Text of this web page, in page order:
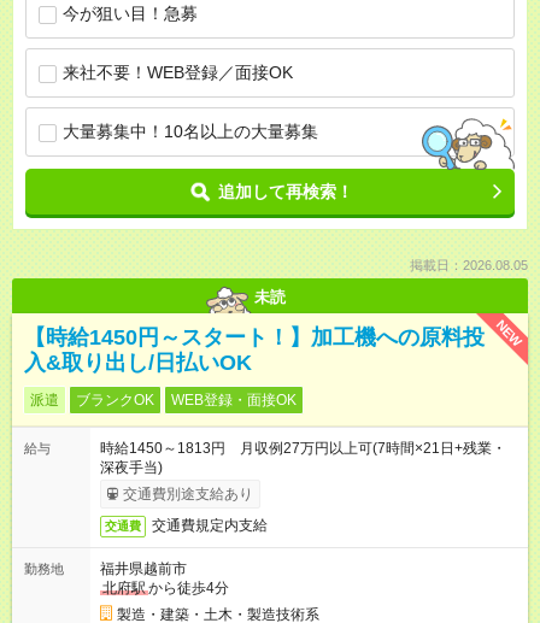
今が狙い目！急募
来社不要！WEB登録／面接OK
大量募集中！10名以上の大量募集
追加して再検索！
掲載日：2026.08.05
未読
NEW
【時給1450円～スタート！】加工機への原料投
入&取り出し/日払いOK
派遣 ブランクOK WEB登録・面接OK
給与
時給1450～1813円 月収例27万円以上可(7時間×21日+残業・
深夜手当)
交通費別途支給あり
交通費 交通費規定内支給
勤務地
福井県越前市
北府駅から徒歩4分
製造・建築・土木・製造技術系